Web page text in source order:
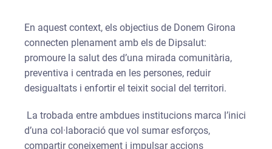
En aquest context, els objectius de Donem Girona
connecten plenament amb els de Dipsalut:
promoure la salut des d’una mirada comunitària,
preventiva i centrada en les persones, reduir
desigualtats i enfortir el teixit social del territori.
La trobada entre ambdues institucions marca l’inici
d’una col·laboració que vol sumar esforços,
compartir coneixement i impulsar accions